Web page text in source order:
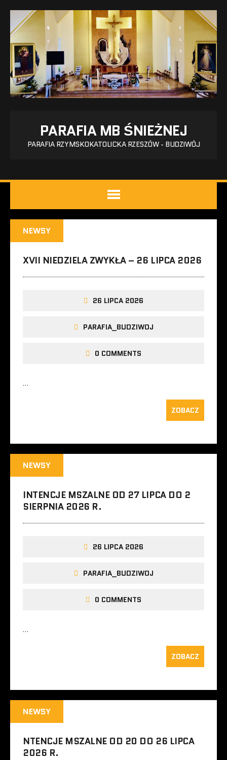
PARAFIA MB ŚNIEŻNEJ
PARAFIA RZYMSKOKATOLICKA RZESZÓW - BUDZIWÓJ
NEWSY
XVII NIEDZIELA ZWYKŁA – 26 LIPCA 2026
26 LIPCA 2026
PARAFIA_BUDZIWOJ
0 COMMENTS
…
ZOBACZ
NEWSY
INTENCJE MSZALNE OD 27 LIPCA DO 2
SIERPNIA 2026 R.
26 LIPCA 2026
PARAFIA_BUDZIWOJ
0 COMMENTS
…
ZOBACZ
NEWSY
NTENCJE MSZALNE OD 20 DO 26 LIPCA
2026 R.